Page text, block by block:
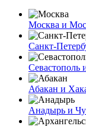
Москва и
Санкт-
Севастополь
Абакан и
Анадырь и